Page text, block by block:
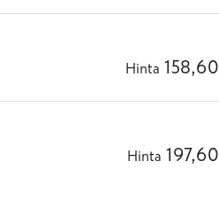
Hinta 158,60
Hinta 197,60